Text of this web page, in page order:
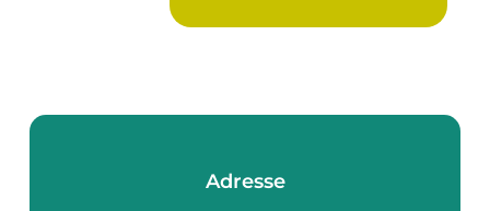
Adresse